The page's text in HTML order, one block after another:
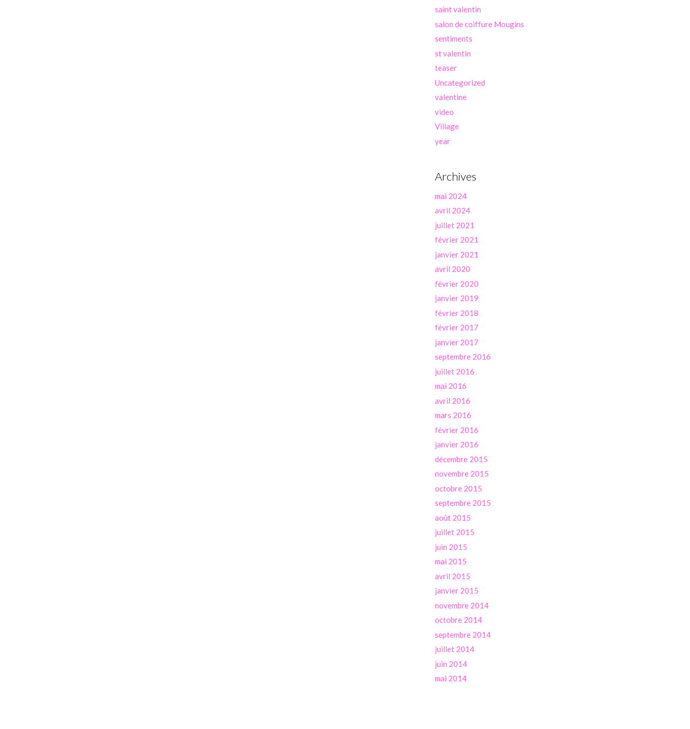
saint valentin
salon de coiffure Mougins
sentiments
st valentin
teaser
Uncategorized
valentine
video
Village
year
Archives
mai 2024
avril 2024
juillet 2021
février 2021
janvier 2021
avril 2020
février 2020
janvier 2019
février 2018
février 2017
janvier 2017
septembre 2016
juillet 2016
mai 2016
avril 2016
mars 2016
février 2016
janvier 2016
décembre 2015
novembre 2015
octobre 2015
septembre 2015
août 2015
juillet 2015
juin 2015
mai 2015
avril 2015
janvier 2015
novembre 2014
octobre 2014
septembre 2014
juillet 2014
juin 2014
mai 2014